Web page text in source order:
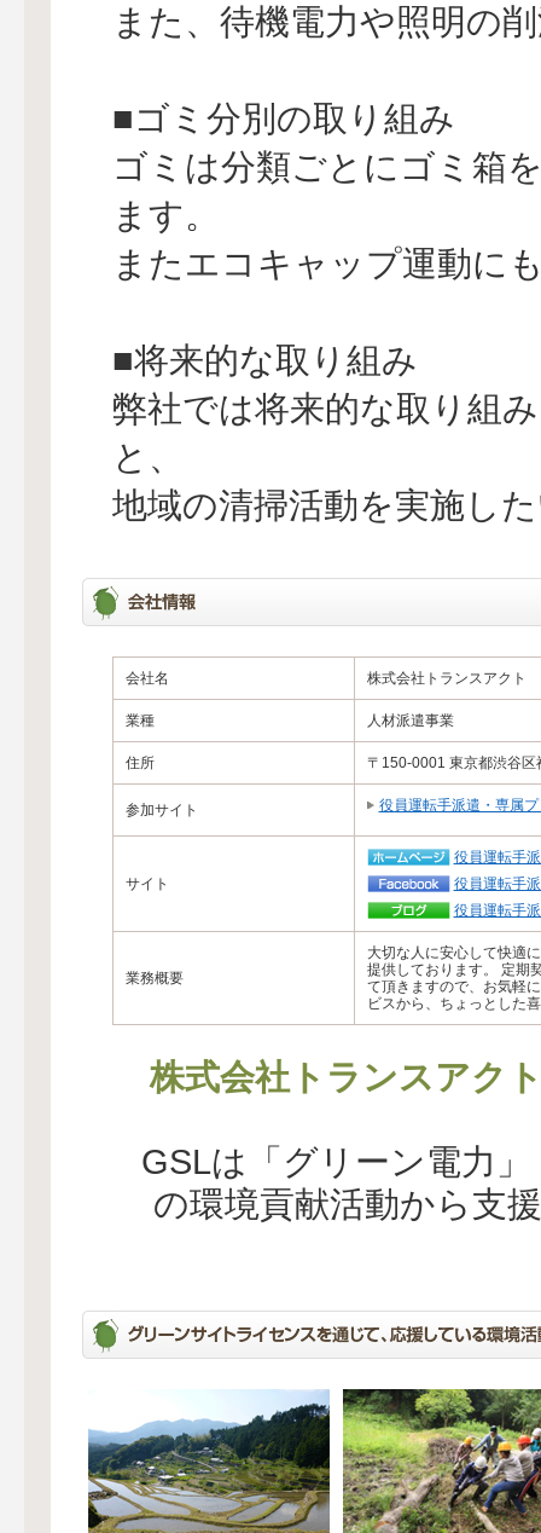
また、待機電力や照明の
■ゴミ分別の取り組み
ゴミは分類ごとにゴミ箱
ます。
またエコキャップ運動に
■将来的な取り組み
弊社では将来的な取り組
と、
地域の清掃活動を実施し
会社名 株式会社トランスアクト
業種 人材派遣事業
住所 〒150-0001 東京都渋谷
参加サイト 役員運転手派遣・専属
サイト
役員運転手
役員運転手
役員運転手
業務概要
大切な人に安心して快適
提供しております。 定期
て頂きますので、お気軽
ビスから、ちょっとした
株式会社トランスアク
GSLは「グリーン電力
の環境貢献活動から支